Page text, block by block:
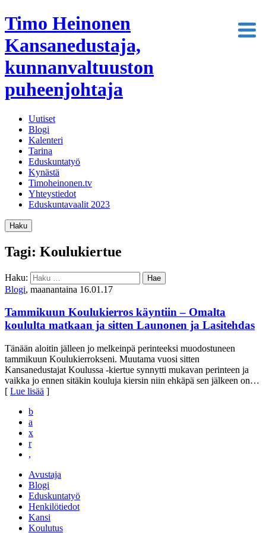
Timo Heinonen
Kansanedustaja,
kunnanvaltuuston
puheenjohtaja
Uutiset
Blogi
Kalenteri
Tarina
Eduskuntatyö
Kynästä
Timoheinonen.tv
Yhteystiedot
Eduskuntavaalit 2023
Haku
Tagi: Koulukiertue
Haku:
Blogi, maanantaina 16.01.17
Tammikuun Koulukierros käyntiin – Omalta
koululta matkaan ja sitten Launonen ja Lasitehdas
Tänään aloitin jälleen jo melkeinpä perinteeksi muodostuneen
tammikuun Koulukierrokseni. Muutama vuosi sitten
Kansanedustajat Koulussa -kiertue synnytti mukavan perinteen ja
vaikka jo ennen sitäkin kouluja kiersin niin ehkäpä sen jälkeen on…
[ Lue lisää ]
b
a
x
r
,
Avustaja
Blogi
Eduskuntatyö
Henkilötiedot
Kansi
Koulutus